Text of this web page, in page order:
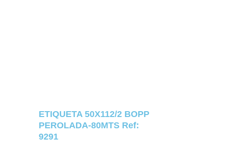
ETIQUETA 50X112/2 BOPP
PEROLADA-80MTS Ref:
9291